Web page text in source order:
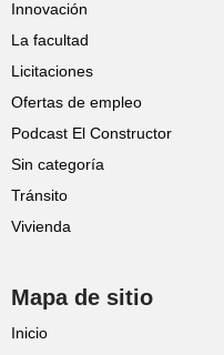
Innovación
La facultad
Licitaciones
Ofertas de empleo
Podcast El Constructor
Sin categoría
Tránsito
Vivienda
Mapa de sitio
Inicio